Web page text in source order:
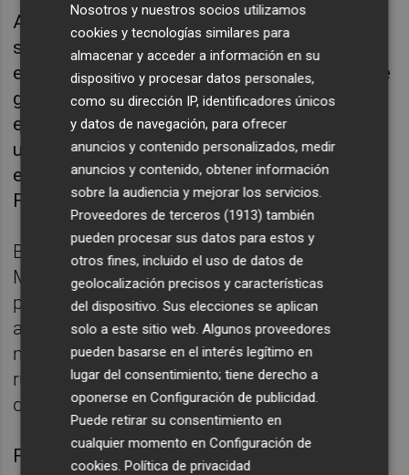
Ademar tenía paciencia en ataque y, aunque
sufría en defensa, su portería le permitía
escaparse con viento a favor, que se frenó de
golpe con la lesión de Virbauskas, entrando
en cancha un desacertado Boskos, lo que
unido al despertar de Rodríguez,
especialmente acertado con David
Fernández, cambió el partido.
Bernatonis martilleaba en ataque, Ramiro
Martínez se convertía en infalible en las
penas máximas y la diferencia se iba
acortando hasta entrarse en los últimos dos
minutos con todo por decidir y una ruleta
rusa, también en las decisiones arbitrales,
que dejó las tablas finales, 32-32.
Ficha técnica:
Nosotros y nuestros socios utilizamos
cookies y tecnologías similares para
almacenar y acceder a información en su
dispositivo y procesar datos personales,
como su dirección IP, identificadores únicos
y datos de navegación, para ofrecer
anuncios y contenido personalizados, medir
anuncios y contenido, obtener información
sobre la audiencia y mejorar los servicios.
Proveedores de terceros (1913) también
pueden procesar sus datos para estos y
otros fines, incluido el uso de datos de
geolocalización precisos y características
del dispositivo. Sus elecciones se aplican
solo a este sitio web. Algunos proveedores
pueden basarse en el interés legítimo en
lugar del consentimiento; tiene derecho a
oponerse enConfiguración de publicidad
Puede retirar su consentimiento en
cualquier momento enConfiguración de
cookies .Política de privacidad